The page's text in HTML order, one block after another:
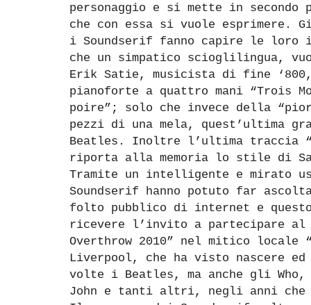
personaggio e si mette in secondo
che con essa si vuole esprimere.
i Soundserif fanno capire le loro
che un simpatico scioglilingua,
Erik Satie, musicista di fine ‘800,
pianoforte a quattro mani “Trois
poire”; solo che invece della
pezzi di una mela, quest’ultima
Beatles. Inoltre l’ultima traccia
riporta alla memoria lo stile di
Tramite un intelligente e mirato
Soundserif hanno potuto far
folto pubblico di internet e
ricevere l’invito a partecipare al
Overthrow 2010” nel mitico locale
Liverpool, che ha visto nascere
volte i Beatles, ma anche gli
John e tanti altri, negli anni che